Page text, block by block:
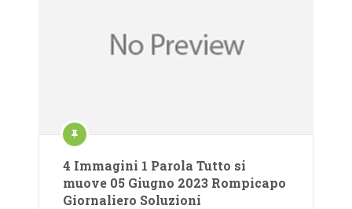
4 Immagini 1 Parola Tutto si
muove 05 Giugno 2023 Rompicapo
Giornaliero Soluzioni